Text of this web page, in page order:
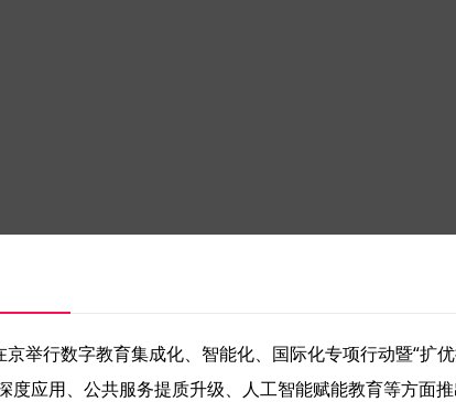
举行数字教育集成化、智能化、国际化专项行动暨“扩
度应用、公共服务提质升级、人工智能赋能教育等方面